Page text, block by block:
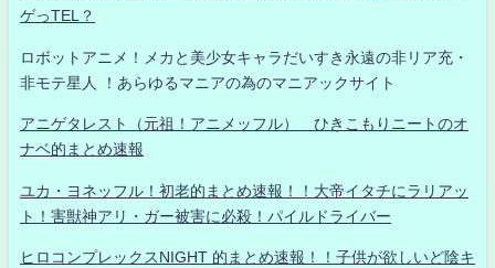
ゲっTEL？
ロボットアニメ！メカと美少女キャラだいすき永遠の非リア充・
非モテ星人 ！あらゆるマニアの為のマニアックサイト
アニゲタレスト（元祖！アニメッフル） ひきこもりニートのオ
ナベ的まとめ速報
ユカ・ヨネッフル！初老的まとめ速報！！大帝イタチにラリアッ
ト！害獣神アリ・ガー被害に必殺！パイルドライバー
ヒロコンプレックスNIGHT 的まとめ速報！！子供が欲しいど陰キ